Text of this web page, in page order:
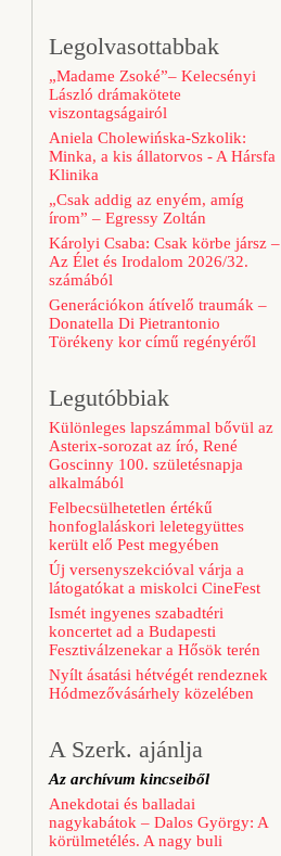
Legolvasottabbak
„Madame Zsoké”– Kelecsényi
László drámakötete
viszontagságairól
Aniela Cholewińska-Szkolik:
Minka, a kis állatorvos - A Hársfa
Klinika
„Csak addig az enyém, amíg
írom” – Egressy Zoltán
Károlyi Csaba: Csak körbe jársz –
Az Élet és Irodalom 2026/32.
számából
Generációkon átívelő traumák –
Donatella Di Pietrantonio
Törékeny kor című regényéről
Legutóbbiak
Különleges lapszámmal bővül az
Asterix-sorozat az író, René
Goscinny 100. születésnapja
alkalmából
Felbecsülhetetlen értékű
honfoglaláskori leletegyüttes
került elő Pest megyében
Új versenyszekcióval várja a
látogatókat a miskolci CineFest
Ismét ingyenes szabadtéri
koncertet ad a Budapesti
Fesztiválzenekar a Hősök terén
Nyílt ásatási hétvégét rendeznek
Hódmezővásárhely közelében
A Szerk. ajánlja
Az archívum kincseiből
Anekdotai és balladai
nagykabátok – Dalos György: A
körülmetélés. A nagy buli